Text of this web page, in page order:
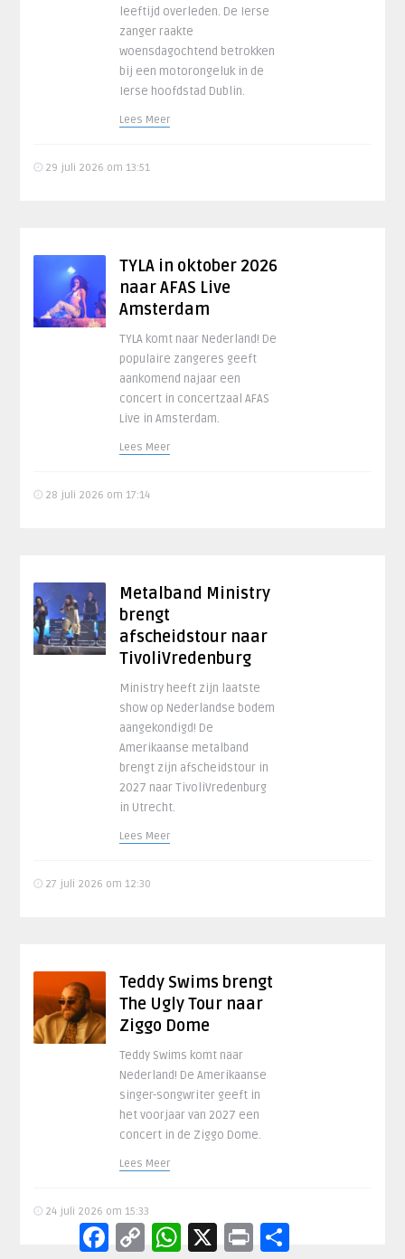
leeftijd overleden. De Ierse
zanger raakte
woensdagochtend betrokken
bij een motorongeluk in de
Ierse hoofdstad Dublin.
Lees Meer
29 juli 2026 om 13:51
TYLA in oktober 2026
naar AFAS Live
Amsterdam
TYLA komt naar Nederland! De
populaire zangeres geeft
aankomend najaar een
concert in concertzaal AFAS
Live in Amsterdam.
Lees Meer
28 juli 2026 om 17:14
Metalband Ministry
brengt
afscheidstour naar
TivoliVredenburg
Ministry heeft zijn laatste
show op Nederlandse bodem
aangekondigd! De
Amerikaanse metalband
brengt zijn afscheidstour in
2027 naar TivoliVredenburg
in Utrecht.
Lees Meer
27 juli 2026 om 12:30
Teddy Swims brengt
The Ugly Tour naar
Ziggo Dome
Teddy Swims komt naar
Nederland! De Amerikaanse
singer-songwriter geeft in
het voorjaar van 2027 een
concert in de Ziggo Dome.
Lees Meer
24 juli 2026 om 15:33
FacebookCopy
Link
WhatsApp Print